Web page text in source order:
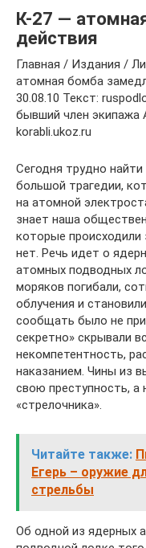
К-27 —
действия
Главная / Издания /
атомная бомба
30.08.10 Текст:
бывший член
korabli.ukoz.ru
Сегодня трудно
большой трагедии,
на атомной
знает наша
которые
нет. Речь идет о
атомных подводных
моряков погибали,
облучения и
сообщать было не
секретно» скрывали
некомпетентность,
наказанием. Чины из
свою преступность, а
«стрелочника».
Читайте также:
Егерь – оружие
стрельбы
Об одной из ядерных